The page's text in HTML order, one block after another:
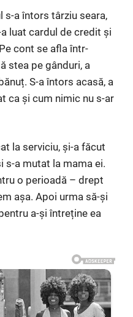
s-a întors târziu seara,
luat cardul de credit și
cont se afla într-
stea pe gânduri, a
S-a întors acasă, a
ca și cum nimic nu s-ar
la serviciu, și-a făcut
s-a mutat la mama ei.
o perioadă – drept
așa. Apoi urma să-și
a-și întreține ea